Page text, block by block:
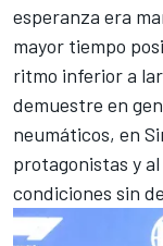
esperanza era
mayor tiempo
ritmo inferior a
demuestre en
neumáticos, en
protagonistas y
condiciones sin